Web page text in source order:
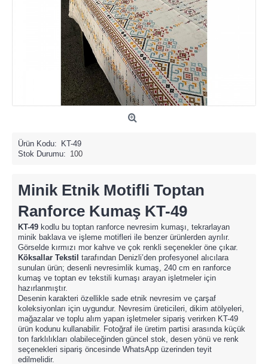
Ürün Kodu:
KT-49
Stok Durumu: 100
Minik Etnik Motifli Toptan
Ranforce Kumaş KT-49
KT-49 kodlu bu toptan ranforce nevresim kumaşı, tekrarlayan
minik baklava ve işleme motifleri ile benzer ürünlerden ayrılır.
Görselde kırmızı mor kahve ve çok renkli seçenekler öne çıkar.
Köksallar Tekstil tarafından Denizli’den profesyonel alıcılara
sunulan ürün; desenli nevresimlik kumaş, 240 cm en ranforce
kumaş ve toptan ev tekstili kumaşı arayan işletmeler için
hazırlanmıştır.
Desenin karakteri özellikle sade etnik nevresim ve çarşaf
koleksiyonları için uygundur. Nevresim üreticileri, dikim atölyeleri,
mağazalar ve toplu alım yapan işletmeler sipariş verirken KT-49
ürün kodunu kullanabilir. Fotoğraf ile üretim partisi arasında küçük
ton farklılıkları olabileceğinden güncel stok, desen yönü ve renk
seçenekleri sipariş öncesinde WhatsApp üzerinden teyit
edilmelidir.